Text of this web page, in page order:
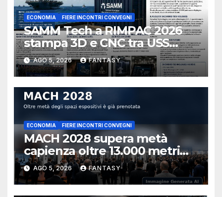
ECONOMIA FIERE INCONTRI CONVEGNI
SAMM Tech a RIMPAC 2026
stampa 3D e CNC tra USS
Essex e Schofield Barracks
AGO 5, 2026 FANTASY
ECONOMIA FIERE INCONTRI CONVEGNI
MACH 2028 supera metà
capienza oltre 13.000 metri
quadrati già prenotati
AGO 5, 2026 FANTASY